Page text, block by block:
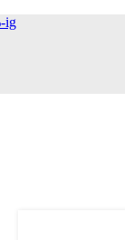
ig